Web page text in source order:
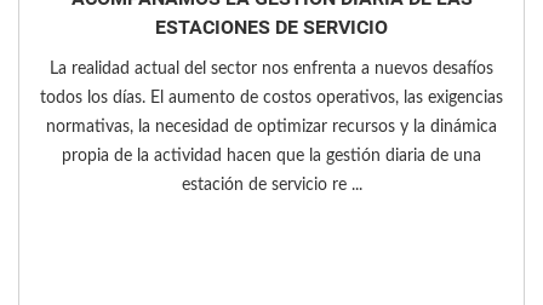
ESTACIONES DE SERVICIO
La realidad actual del sector nos enfrenta a nuevos desafíos
todos los días. El aumento de costos operativos, las exigencias
normativas, la necesidad de optimizar recursos y la dinámica
propia de la actividad hacen que la gestión diaria de una
estación de servicio re ...